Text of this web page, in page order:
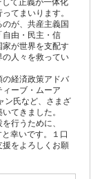
てまいります。
が、共産主義国
由・民主・信
が世界を支配す
人々を救ってい
の経済政策アドバ
ーブ・ムーア
ン氏など、さまざ
てきました。
行うために、
幸いです。１口
援をよろしくお願